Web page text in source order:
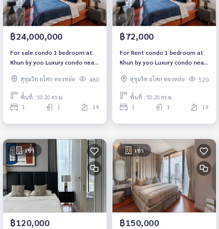
฿24,000,000
For sale condo 1 bedroom at
Khun by yoo Luxury condo near
Ready to move in Sale 24
Million Baht
สุขุมวิท อโศก ทองหล่อ 480
พื้นที่ : 50.20 ตร.ม.
1 1 19
฿72,000
For Rent condo 1 bedroom at
Khun by yoo Luxury condo near
Ready to move in Rental 72,000
THB.
สุขุมวิท อโศก ทองหล่อ 520
พื้นที่ : 50.20 ตร.ม.
1 1 19
เช่า
฿120,000
เช่า
฿150,000